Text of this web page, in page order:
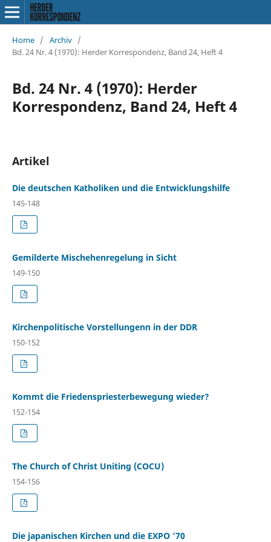
Home / Archiv /
Bd. 24 Nr. 4 (1970): Herder Korrespondenz, Band 24, Heft 4
Bd. 24 Nr. 4 (1970): Herder
Korrespondenz, Band 24, Heft 4
Artikel
Die deutschen Katholiken und die Entwicklungshilfe
145-148
Gemilderte Mischehenregelung in Sicht
149-150
Kirchenpolitische Vorstellungenn in der DDR
150-152
Kommt die Friedenspriesterbewegung wieder?
152-154
The Church of Christ Uniting (COCU)
154-156
Die japanischen Kirchen und die EXPO '70